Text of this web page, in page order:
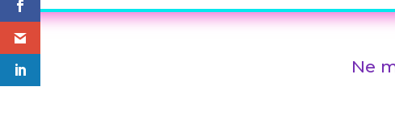
Ne